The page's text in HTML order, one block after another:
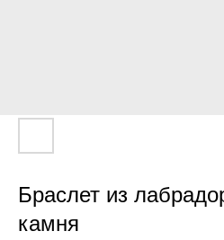
Браслет из
камня